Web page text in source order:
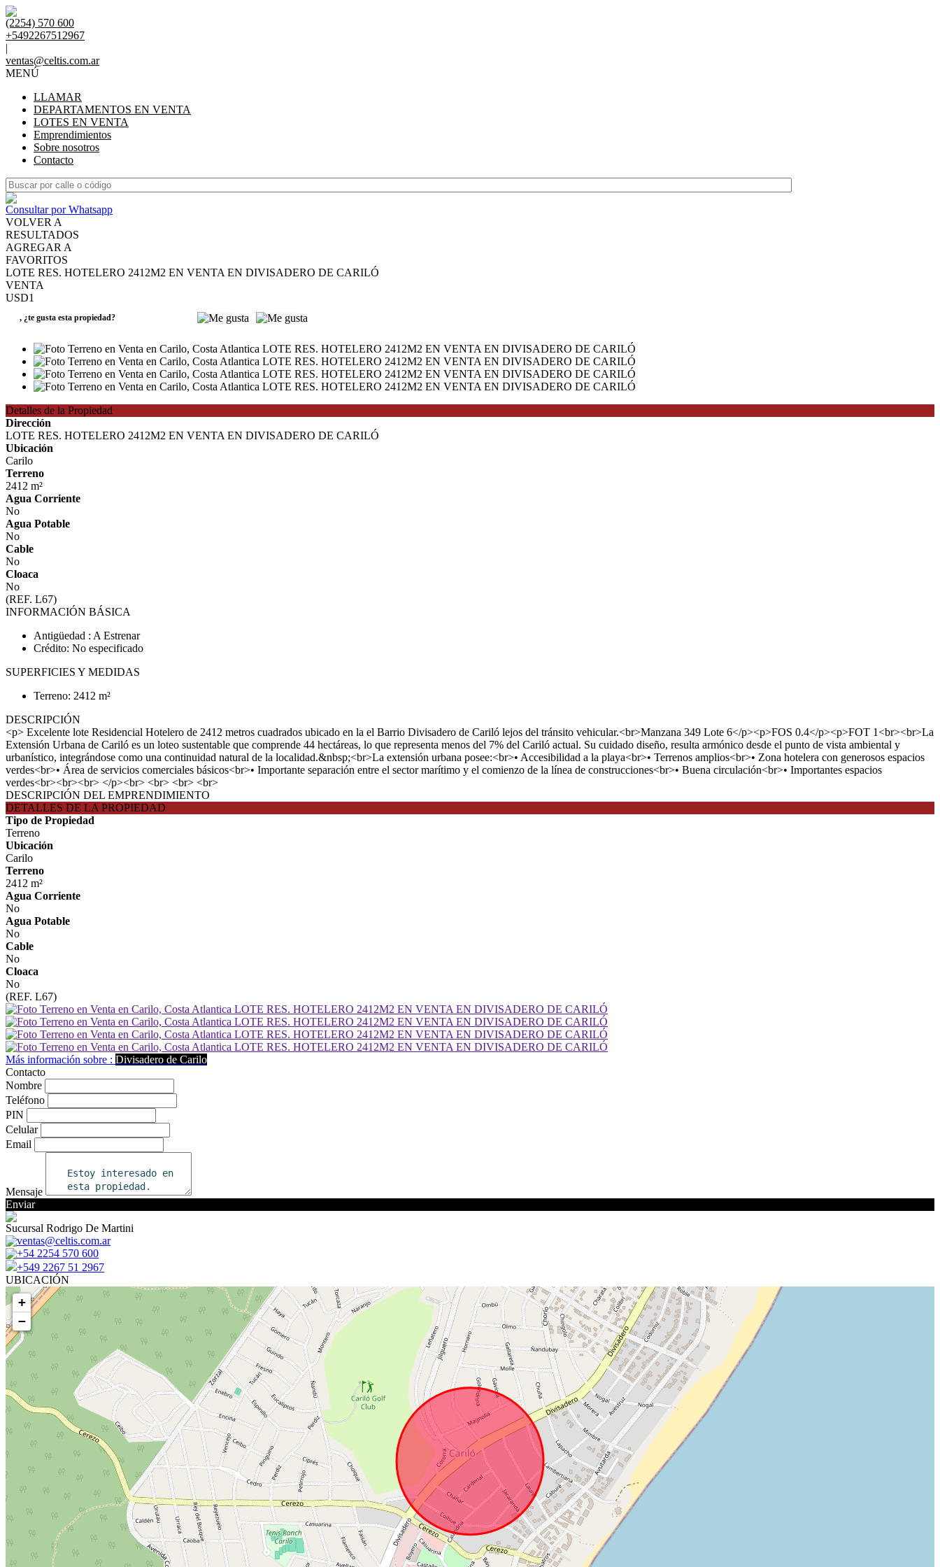
(2254) 570 600
+5492267512967
|
ventas@celtis.com.ar
MENÚ
LLAMAR
DEPARTAMENTOS EN VENTA
LOTES EN VENTA
Emprendimientos
Sobre nosotros
Contacto
Consultar por Whatsapp
VOLVER A
RESULTADOS
AGREGAR A
FAVORITOS
LOTE RES. HOTELERO 2412M2 EN VENTA EN DIVISADERO DE CARILÓ
VENTA
USD1
, ¿te gusta esta propiedad?
Detalles de la Propiedad
Dirección
LOTE RES. HOTELERO 2412M2 EN VENTA EN DIVISADERO DE CARILÓ
Ubicación
Carilo
Terreno
2412 m²
Agua Corriente
No
Agua Potable
No
Cable
No
Cloaca
No
(REF. L67)
INFORMACIÓN BÁSICA
Antigüedad : A Estrenar
Crédito: No especificado
SUPERFICIES Y MEDIDAS
Terreno: 2412 m²
DESCRIPCIÓN
<p> Excelente lote Residencial Hotelero de 2412 metros cuadrados ubicado en la el Barrio Divisadero de Cariló lejos del tránsito vehicular.<br>Manzana 349 Lote 6</p><p>FOS 0.4</p><p>FOT 1<br><br>La
Extensión Urbana de Cariló es un loteo sustentable que comprende 44 hectáreas, lo que representa menos del 7% del Cariló actual. Su cuidado diseño, resulta armónico desde el punto de vista ambiental y
urbanístico, integrándose como una continuidad natural de la localidad.&nbsp;<br>La extensión urbana posee:<br>• Accesibilidad a la playa<br>• Terrenos amplios<br>• Zona hotelera con generosos espacios
verdes<br>• Área de servicios comerciales básicos<br>• Importante separación entre el sector marítimo y el comienzo de la línea de construcciones<br>• Buena circulación<br>• Importantes espacios
verdes<br><br><br> </p><br> <br> <br> <br>
DESCRIPCIÓN DEL EMPRENDIMIENTO
DETALLES DE LA PROPIEDAD
Tipo de Propiedad
Terreno
Ubicación
Carilo
Terreno
2412 m²
Agua Corriente
No
Agua Potable
No
Cable
No
Cloaca
No
(REF. L67)
Más información sobre : Divisadero de Carilo
Contacto
Nombre
Teléfono
PIN
Celular
Email
Mensaje
Enviar
Sucursal Rodrigo De Martini
ventas@celtis.com.ar
+54 2254 570 600
+549 2267 51 2967
UBICACIÓN
+
−